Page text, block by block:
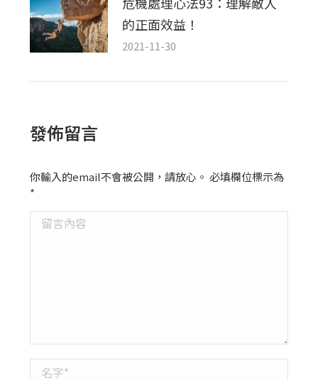
的正面效益！
2021-11-30
發佈留言
你輸入的email不會被公開，請放心。 必填欄位標示為
*
留言內容
名字 *